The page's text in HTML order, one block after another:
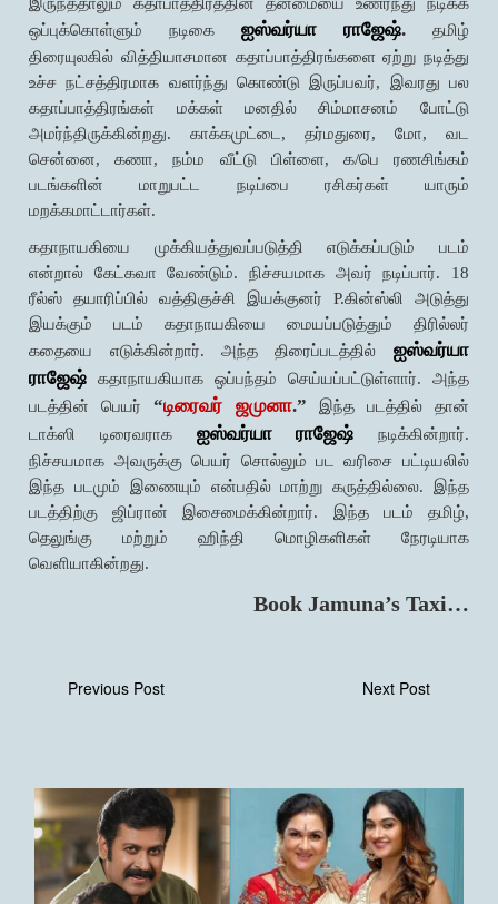
ஒப்புக்கொள்ளும் நடிகை ஐஸ்வர்யா ராஜேஷ்.
தமிழ்
திரையுலகில் வித்தியாசமான கதாப்பாத்திரங்களை ஏற்று நடித்து
உச்ச நட்சத்திரமாக வளர்ந்து கொண்டு இருப்பவர், இவரது பல
கதாப்பாத்திரங்கள் மக்கள் மனதில் சிம்மாசனம் போட்டு
அமர்ந்திருக்கின்றது. காக்கமுட்டை, தர்மதுரை, மோ, வட
சென்னை, கணா, நம்ம வீட்டு பிள்ளை, க/பெ ரணசிங்கம்
படங்களின் மாறுபட்ட நடிப்பை ரசிகர்கள் யாரும்
மறக்கமாட்டார்கள்.
கதாநாயகியை முக்கியத்துவப்படுத்தி எடுக்கப்படும் படம்
என்றால் கேட்கவா வேண்டும். நிச்சயமாக அவர் நடிப்பார். 18
ரீல்ஸ் தயாரிப்பில் வத்திகுச்சி இயக்குனர் P.கின்ஸ்லி அடுத்து
இயக்கும் படம் கதாநாயகியை மையப்படுத்தும் திரில்லர்
கதையை எடுக்கின்றார். அந்த திரைப்படத்தில் ஐஸ்வர்யா
ராஜேஷ் கதாநாயகியாக ஒப்பந்தம் செய்யப்பட்டுள்ளார். அந்த
படத்தின் பெயர் “டிரைவர் ஜமுனா.”
இந்த படத்தில் தான்
டாக்ஸி டிரைவராக ஐஸ்வர்யா ராஜேஷ் நடிக்கின்றார்.
நிச்சயமாக அவருக்கு பெயர் சொல்லும் பட வரிசை பட்டியலில்
இந்த படமும் இணையும் என்பதில் மாற்று கருத்தில்லை. இந்த
படத்திற்கு ஜிப்ரான் இசைமைக்கின்றார். இந்த படம் தமிழ்,
தெலுங்கு மற்றும் ஹிந்தி மொழிகளிகள் நேரடியாக
வெளியாகின்றது.
Book Jamuna’s Taxi…
Previous Post Next Post